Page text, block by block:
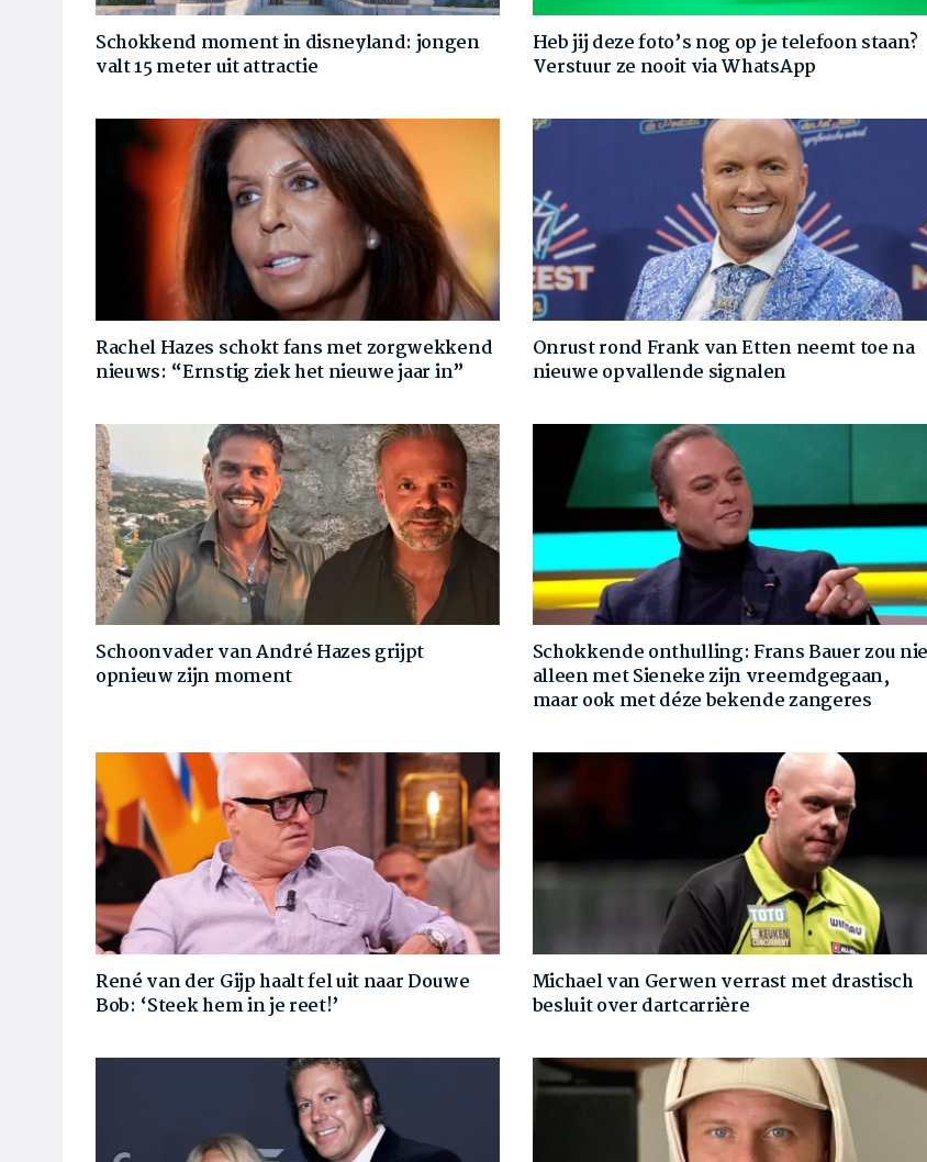
Schokkend moment in disneyland: jongen
valt 15 meter uit attractie
Heb jij deze foto’s nog op je telefoon staan?
Verstuur ze nooit via WhatsApp
Rachel Hazes schokt fans met zorgwekkend
nieuws: “Ernstig ziek het nieuwe jaar in”
Onrust rond Frank van Etten neemt toe na
nieuwe opvallende signalen
Schoonvader van André Hazes grijpt
opnieuw zijn moment
Schokkende onthulling: Frans Bauer zou
alleen met Sieneke zijn vreemdgegaan,
maar ook met déze bekende zangeres
René van der Gijp haalt fel uit naar Douwe
Bob: ‘Steek hem in je reet!’
Michael van Gerwen verrast met drastisch
besluit over dartcarrière